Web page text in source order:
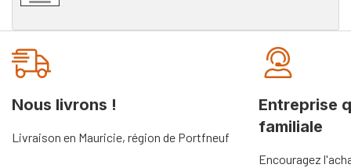
Onglet
personnalisé
Nous livrons !
Livraison en Mauricie, région de Portfneuf
Entreprise
familiale
Encouragez